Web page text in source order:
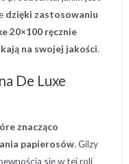
dzięki zastosowaniu
20×100 ręcznie
na swojej jakości.
De Luxe
znacząco
papierosów. Gilzy
się w tej roli